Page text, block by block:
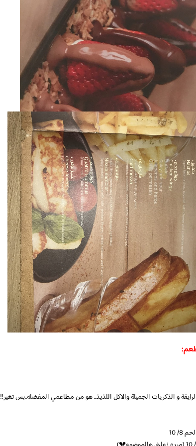
و الذكريات الجميلة والاكل اللذيذ.. هو من مطاعمي المفضله..بس تغير‼️
10